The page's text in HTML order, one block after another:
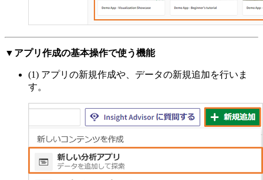
▼アプリ作成の基本操作で使う機能
(1) アプリの新規作成や、データの新規追加を行いま
す。